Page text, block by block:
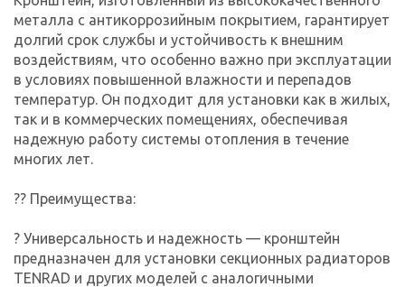
металла с антикоррозийным покрытием, гарантирует
долгий срок службы и устойчивость к внешним
воздействиям, что особенно важно при эксплуатации
в условиях повышенной влажности и перепадов
температур. Он подходит для установки как в жилых,
так и в коммерческих помещениях, обеспечивая
надежную работу системы отопления в течение
многих лет.
?? Преимущества:
? Универсальность и надежность — кронштейн
предназначен для установки секционных радиаторов
TENRAD и других моделей с аналогичными